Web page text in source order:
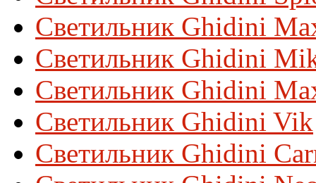
Светильник Ghidini
Светильник Ghidini
Светильник Ghidini
Светильник Ghidini Vik
Светильник Ghidini